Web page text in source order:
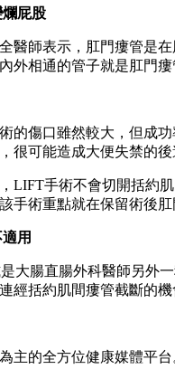
屁股
醫師表示，肛門瘻管是
外相通的管子就是肛門
的傷口雖然較大，但成
很可能造成大便失禁的後
LIFT手術不會切開括約
手術重點就在保留術後
用
大腸直腸外科醫師另外
經括約肌間瘻管截斷的
主的全方位健康媒體